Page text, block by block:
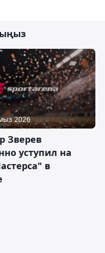
2026
Зверев
уступил на
в